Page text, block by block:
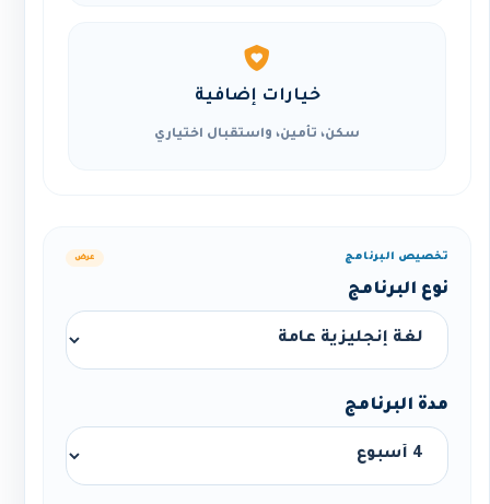
خيارات إضافية
سكن، تأمين، واستقبال اختياري
تخصيص البرنامج عرض
نوع البرنامج
مدة البرنامج